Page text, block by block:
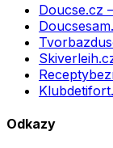
Doucse.cz
Odkazy